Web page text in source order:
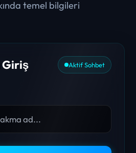
temel bilgileri
Giriş Aktif Sohbet